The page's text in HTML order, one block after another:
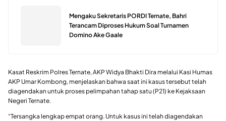
Mengaku Sekretaris PORDI Ternate, Bahri
Terancam Diproses Hukum Soal Turnamen
Domino Ake Gaale
Kasat Reskrim Polres Ternate, AKP Widya Bhakti Dira melalui Kasi Humas
AKP Umar Kombong, menjelaskan bahwa saat ini kasus tersebut telah
diagendakan untuk proses pelimpahan tahap satu (P21) ke Kejaksaan
Negeri Ternate.
“Tersangka lengkap empat orang. Untuk kasus ini telah diagendakan